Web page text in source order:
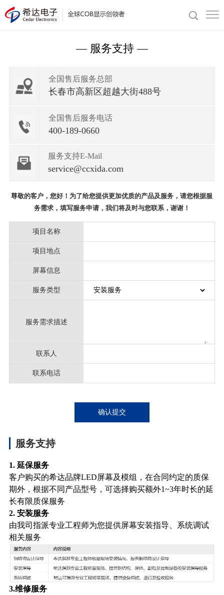
— 服务支持 —
全国售后服务总部
长春市高新区超越大街488号
全国售后服务电话
400-189-0660
服务支持E-Mail
service@ccxida.com
尊敬的客户，您好！为了给您提供更加优质的产品及服务，请您根据服
务需求，填写服务申请，我们将及时与您联系，谢谢！
项目名称
项目地点
屏幕信息
服务类型
服务需求描述
联系人
联系电话
确认提交
服务支持
1. 延保服务
客户购买的希达品牌LED屏幕及模组，在合同约定的质保
期外，根据不同产品型号，可选择购买额外1~3年时长的延
长有限质保服务
2. 安装服务
由我司指派专业工程师为您提供屏幕安装指导、系统调试
相关服务
3.维修服务